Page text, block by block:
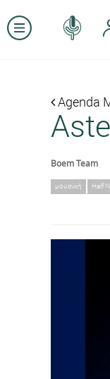
Agenda
Boem Team
μουσική Half